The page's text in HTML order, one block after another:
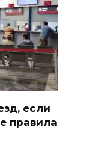
если
правила